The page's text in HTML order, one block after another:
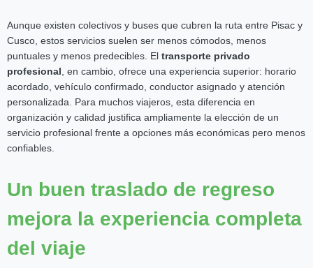
Aunque existen colectivos y buses que cubren la ruta entre Pisac y
Cusco, estos servicios suelen ser menos cómodos, menos
puntuales y menos predecibles. El transporte privado
profesional , en cambio, ofrece una experiencia superior: horario
acordado, vehículo confirmado, conductor asignado y atención
personalizada. Para muchos viajeros, esta diferencia en
organización y calidad justifica ampliamente la elección de un
servicio profesional frente a opciones más económicas pero menos
confiables.
Un buen traslado de regreso
mejora la experiencia completa
del viaje